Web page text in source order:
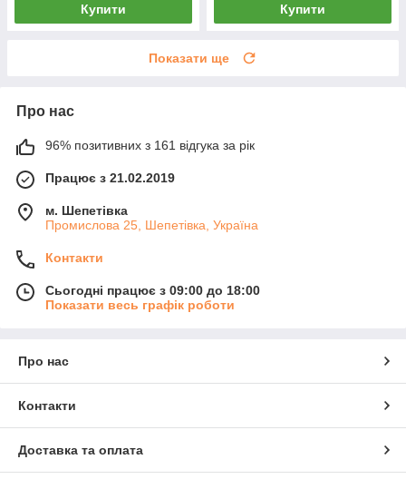
Купити Купити
Показати ще
Про нас
96% позитивних з 161 відгука за рік
Працює з 21.02.2019
м. Шепетівка
Промислова 25, Шепетівка, Україна
Контакти
Сьогодні працює з 09:00 до 18:00
Показати весь графік роботи
Про нас
Контакти
Доставка та оплата